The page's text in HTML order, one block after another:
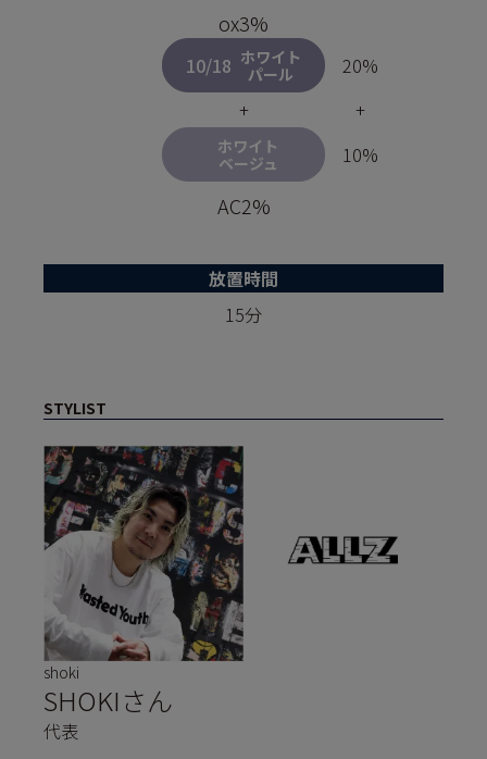
ox3%
10/18 ホワイト
パール
20%
+
+
ホワイト
ベージュ
10%
AC2%
放置時間
15分
STYLIST
shoki
SHOKIさん
代表